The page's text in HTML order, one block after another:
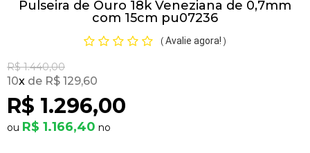
Pulseira de Ouro 18k Veneziana de 0,7mm
com 15cm pu07236
( Avalie agora! )
R$ 1.440,00
R$ 1.296,00
10x R$ 129,60
R$ 1.166,40
Pedras Preciosas
OFERTAS